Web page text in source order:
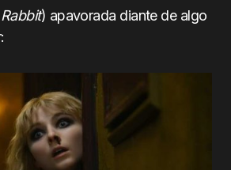
) apavorada diante de algo